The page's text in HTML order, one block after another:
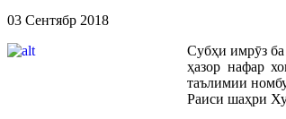
03 Сентябр 2018
Субҳи имрӯз
ҳазор нафар
таълимии
Раиси шаҳри